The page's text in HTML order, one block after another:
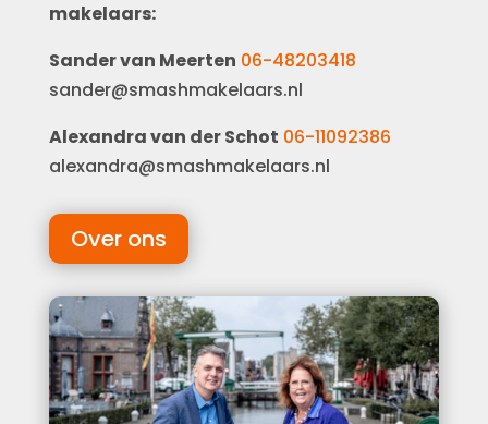
makelaars:
Sander van Meerten 06-48203418
sander@smashmakelaars.nl
Alexandra van der Schot 06-11092386
alexandra@smashmakelaars.nl
Over ons